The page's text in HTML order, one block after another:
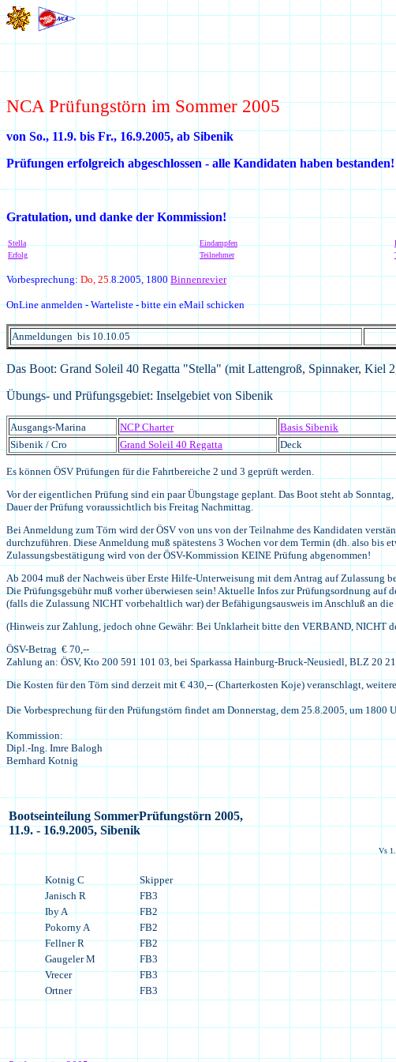
NCA Prüfungstörn im Sommer2005
von So., 11.9. bis Fr., 16.9.2005, ab Sibenik
Prüfungen erfolgreich abgeschlossen - alle Kandidaten haben bestanden!
Gratulation, und danke der Kommission!
Stella Eindampfen
Erfolg
Teilnehmer
Vorbesprechung:Do, 25.8.2005, 1800Binnenrevier
OnLine anmelden - Warteliste - bitte ein eMail schicken
Anmeldungen bis10.10.05
Das Boot: Grand Soleil 40 Regatta "Stella" (mit Lattengroß, Spinnaker, Kiel
Übungs- und Prüfungsgebiet: Inselgebiet von Sibenik
Ausgangs-Marina NCP Charter
Basis Sibenik
Sibenik / Cro
Grand Soleil 40 Regatta Deck
Es können ÖSV Prüfungen für die Fahrtbereiche 2 und 3 geprüft werden.
Vor der eigentlichen Prüfung sind ein paar Übungstage geplant. Das Boot steht ab
Dauer der Prüfung voraussichtlich bis Freitag Nachmittag.
Bei Anmeldung zum Törn wird der ÖSV von uns von der Teilnahme des Kandidaten
durchzuführen. Diese Anmeldung muß spätestens 3 Wochen vor dem Termin (dh. also bis
Zulassungsbestätigung wird von der ÖSV-Kommission KEINE Prüfung abgenommen!
Ab 2004 muß der Nachweis über Erste Hilfe-Unterweisung mit dem Antrag auf Zulassung
Die Prüfungsgebühr muß vorher überwiesen sein! Aktuelle Infos zur Prüfungsordnung auf
(falls die Zulassung NICHT vorbehaltlich war) der Befähigungsausweis im Anschluß an
(Hinweis zur Zahlung, jedoch ohne Gewähr: Bei Unklarheit bitte den VERBAND, NICHT
ÖSV-Betrag € 70,--
Zahlung an: ÖSV, Kto 200 591 101 03, bei Sparkassa Hainburg-Bruck-Neusiedl, BLZ 20
Die Kosten für den Törn sind derzeit mit € 430,-- (Charterkosten Koje) veranschlagt,
Die Vorbesprechung für den Prüfungstörn findet am Donnerstag, dem 25.8.2005, um
Kommission:
Dipl.-Ing. Imre Balogh
Bernhard Kotnig
Bootseinteilung SommerPrüfungstörn 2005,
11.9. - 16.9.2005, Sibenik
Vs
Kotnig C
Skipper
Janisch R
FB3
Iby A
FB2
Pokorny A
FB2
Fellner R
FB2
Gaugeler M
FB3
Vrecer
FB3
Ortner
FB3